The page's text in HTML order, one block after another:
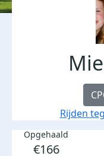
Rijden
Opgehaald
€166